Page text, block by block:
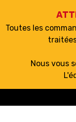
Toutes les
Nous vous